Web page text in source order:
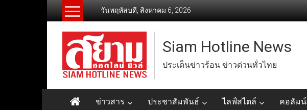
วันพฤหัสบดี, สิงหาคม 6, 2026
Siam Hotline News
ประเด็นข่าวร้อน ข่าวด่วนทั่วไทย
ข่าวสาร ประชาสัมพันธ์ ไลฟ์สไตล์ คอลัมน์